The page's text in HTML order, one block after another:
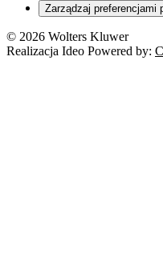
Zarządzaj preferencjami
© 2026 Wolters Kluwer
Realizacja Ideo Powered by: